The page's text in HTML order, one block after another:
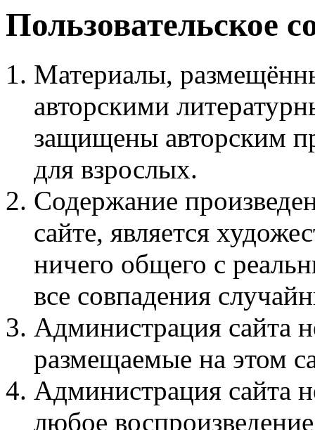
Пользовательское
Материалы,
авторскими
защищены авторским
для взрослых.
Содержание
сайте, является
ничего общего с
все совпадения
Администрация сайта
размещаемые на этом
Администрация сайта
любое